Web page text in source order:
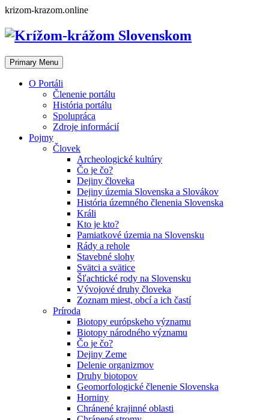
Skip
content
krizom-krazom.online
Primary Menu
O Portáli
Členenie portálu
História portálu
Spolupráca
Zdroje informácií
Pojmy
Človek
Archeologické kultúry
Čo je čo?
Dejiny človeka
Dejiny územia Slovenska a Slovákov
História územného členenia Slovenska
Králi
Kto je kto?
Pamiatkové územia na Slovensku
Rády a rehole
Stavebné slohy
Svätci a svätice
Šľachtické rody na Slovensku
Vývojové druhy človeka
Zoznam miest, obcí a ich častí
Príroda
Biotopy európskeho významu
Biotopy národného významu
Čo je čo?
Dejiny Zeme
Delenie organizmov
Druhy biotopov
Geomorfologické členenie Slovenska
Horniny
Chránené krajinné oblasti